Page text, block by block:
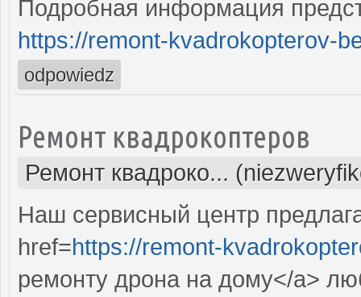
Подробная информация
https://remont-kvadrokopterov-
odpowiedz
Ремонт квадрокоптеров
Ремонт квадроко...
Наш сервисный центр
href=https://remont-
ремонту дрона на дому</a>